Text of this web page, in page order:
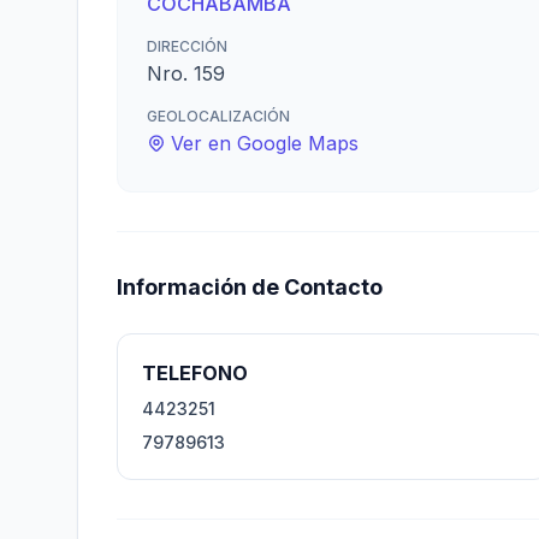
DIRECCIÓN
Nro. 159
GEOLOCALIZACIÓN
Ver en Google Maps
Información de Contacto
TELEFONO
4423251
79789613